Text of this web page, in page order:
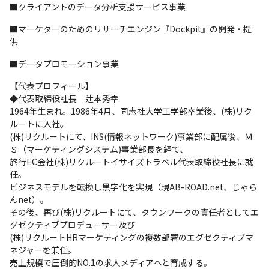
■クライアントのデータ分析支援サービス事業
■マーケターのためのリサーチエンジン『Dockpit』の開発・提
供
■データプロモーション事業
【代表プロフィール】
◆代表取締役社長　辻本秀幸
1964年生まれ。1986年4月、同志社大学工学部卒業後、(株)リク
ルートに入社。
(株)リクルートにて、INS(情報ネットワーク)事業部に配属後、Ｍ
Ｓ（マーケティングシステム)事業部長を経て、
旅行EC会社(株)リクルートイサイズトラベル代表取締役社長に就
任。
ビジネスモデルを転換し黒字化を実現（現AB-ROAD.net、じゃら
んnet）。
その後、再び(株)リクルートにて、タウンワークの責任者としてエ
グゼクティブプロデューサー及び
(株)リクルートHRマーケティングの複数部署のエグゼクティブマ
ネジャーを兼任。
売上規模で圧倒的NO.1の求人メディアへと育成する。